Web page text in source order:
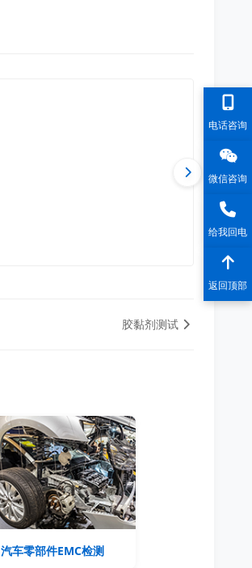
胶黏剂测试
汽车零部件EMC检测
电话咨询
微信咨询
给我回电
返回顶部